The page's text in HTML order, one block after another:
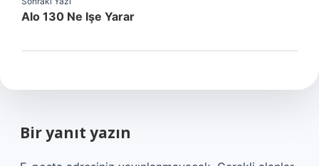
Alo 130 Ne Işe Yarar
Bir yanıt yazın